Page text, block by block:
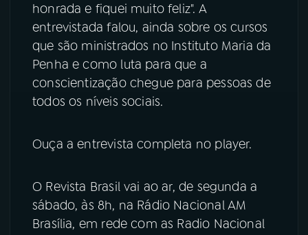
honrada e fiquei muito feliz". A
entrevistada falou, ainda sobre os cursos
que são ministrados no Instituto Maria da
Penha e como luta para que a
conscientização chegue para pessoas de
todos os níveis sociais.
Ouça a entrevista completa no player.
O Revista Brasil vai ao ar, de segunda a
sábado, às 8h, na Rádio Nacional AM
Brasília, em rede com as Radio Nacional